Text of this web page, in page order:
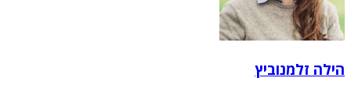
הילה זלמנוביץ